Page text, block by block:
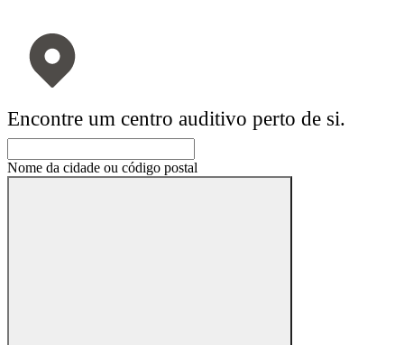
Encontre um centro auditivo perto de si.
Nome da cidade ou código postal